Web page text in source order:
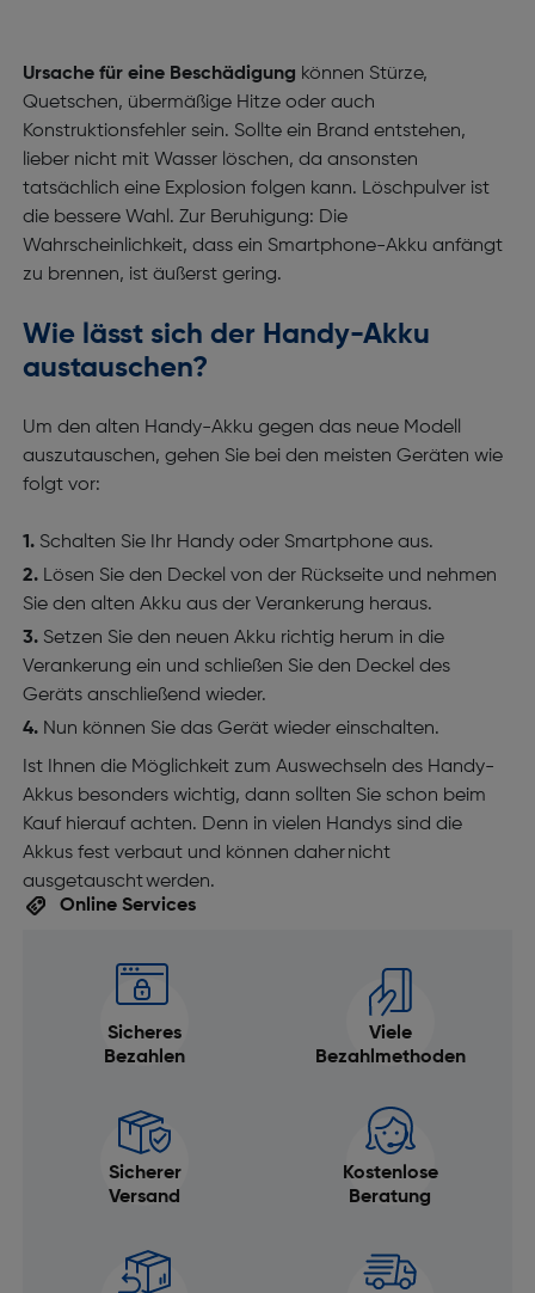
Ursache für eine Beschädigung können Stürze,
Quetschen, übermäßige Hitze oder auch
Konstruktionsfehler sein. Sollte ein Brand entstehen,
lieber nicht mit Wasser löschen, da ansonsten
tatsächlich eine Explosion folgen kann. Löschpulver ist
die bessere Wahl. Zur Beruhigung: Die
Wahrscheinlichkeit, dass ein Smartphone-Akku anfängt
zu brennen, ist äußerst gering.
Wie lässt sich der Handy-Akku
austauschen?
Um den alten Handy-Akku gegen das neue Modell
auszutauschen, gehen Sie bei den meisten Geräten wie
folgt vor:
Schalten Sie Ihr Handy oder Smartphone aus.
Lösen Sie den Deckel von der Rückseite und nehmen
Sie den alten Akku aus der Verankerung heraus.
Setzen Sie den neuen Akku richtig herum in die
Verankerung ein und schließen Sie den Deckel des
Geräts anschließend wieder.
Nun können Sie das Gerät wieder einschalten.
Ist Ihnen die Möglichkeit zum Auswechseln des Handy-
Akkus besonders wichtig, dann sollten Sie schon beim
Kauf hierauf achten. Denn in vielen Handys sind die
Akkus fest verbaut und können daher nicht
ausgetauscht werden.
Online Services
Sicheres
Bezahlen
Viele
Bezahlmethoden
Sicherer
Versand
Kostenlose
Beratung